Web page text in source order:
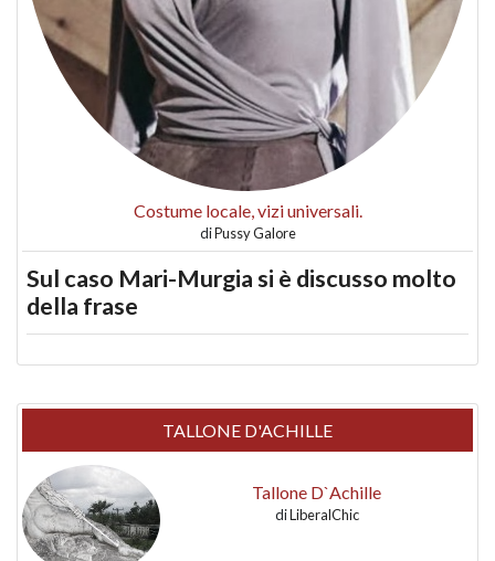
Costume locale, vizi universali.
diPussy Galore
Sul caso Mari-Murgia si è discusso molto
della frase
TALLONE D'ACHILLE
Tallone D`Achille
diLiberalChic